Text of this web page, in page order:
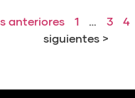
anteriores 1 … 3 4
siguientes >